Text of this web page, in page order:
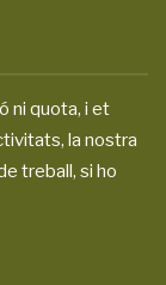
ni quota, i et
la nostra
treball, si ho